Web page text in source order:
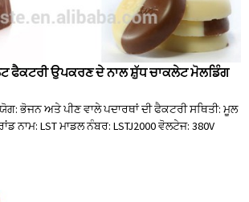
ਫੈਕਟਰੀ ਉਪਕਰਣ ਦੇ ਨਾਲ ਸ਼ੁੱਧ ਚਾਕਲੇਟ ਮੋਲਡਿੰਗ
ਭੋਜਨ ਅਤੇ ਪੀਣ ਵਾਲੇ ਪਦਾਰਥਾਂ ਦੀ ਫੈਕਟਰੀ ਸਥਿਤੀ: ਮੂਲ
ਨਾਮ: LST ਮਾਡਲ ਨੰਬਰ: LSTJ2000 ਵੋਲਟੇਜ: 380V